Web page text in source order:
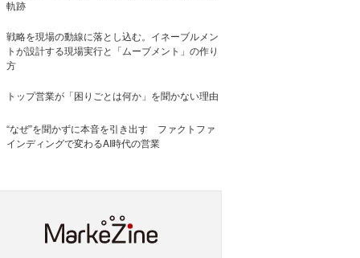
軌跡
戦略を現場の動線に落とし込む。イネーブルメン
トが設計する現場実行と「ムーブメント」の作り
方
トップ営業が「困りごとは何か」を聞かない理由
“なぜ”を聞かずに本音を引き出す ファクトファ
インディングで変わるAI時代の営業